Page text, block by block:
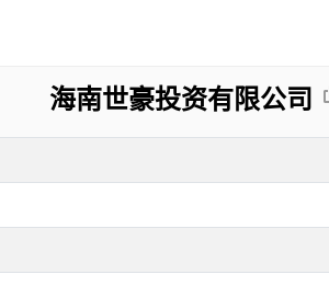
海南世豪投资有限公司